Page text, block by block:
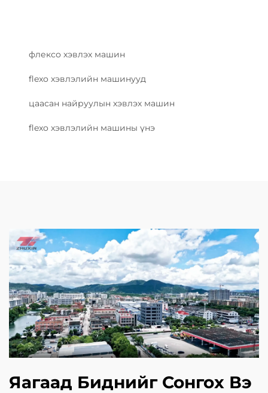
флексо хэвлэх машин
flexo хэвлэлийн машинууд
цаасан найруулын хэвлэх машин
flexo хэвлэлийн машины үнэ
Яагаад Биднийг Сонгох Вэ